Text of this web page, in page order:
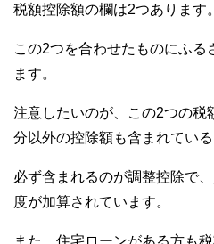
税額控除額の欄は2つあります。
この2つを合わせたものにふ
ます。
注意したいのが、この2つの税
分以外の控除額も含まれている
必ず含まれるのが調整控除で
度が加算されています。
また、住宅ローンがある方も